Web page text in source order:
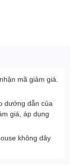
mã giảm giá.
dướng dẫn của
giá, áp dụng
không dây